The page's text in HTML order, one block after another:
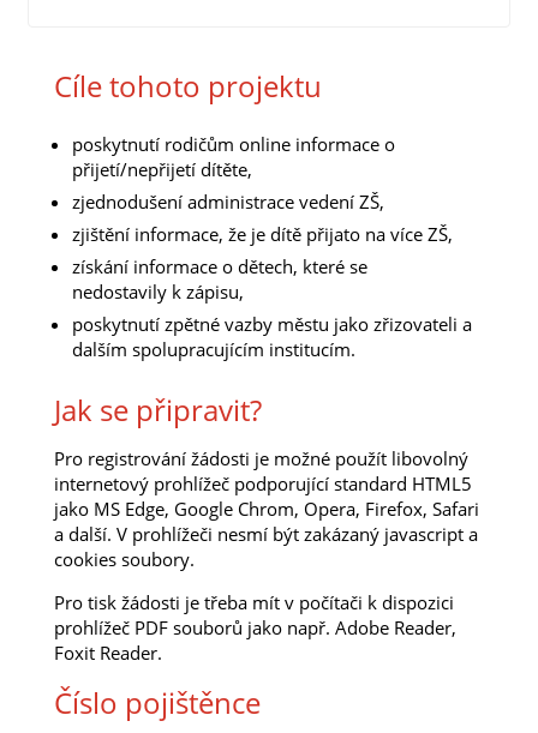
Cíle tohoto projektu
poskytnutí rodičům online informace o
přijetí/nepřijetí dítěte,
zjednodušení administrace vedení ZŠ,
zjištění informace, že je dítě přijato na více ZŠ,
získání informace o dětech, které se
nedostavily k zápisu,
poskytnutí zpětné vazby městu jako zřizovateli a
dalším spolupracujícím institucím.
Jak se připravit?
Pro registrování žádosti je možné použít libovolný
internetový prohlížeč podporující standard HTML5
jako MS Edge, Google Chrom, Opera, Firefox, Safari
a další. V prohlížeči nesmí být zakázaný javascript a
cookies soubory.
Pro tisk žádosti je třeba mít v počítači k dispozici
prohlížeč PDF souborů jako např. Adobe Reader,
Foxit Reader.
Číslo pojištěnce